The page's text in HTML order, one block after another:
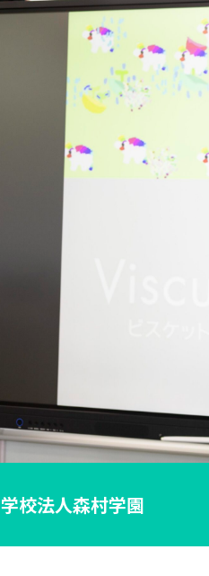
学校法人森村学園